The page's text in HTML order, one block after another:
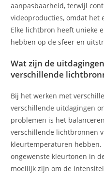
aanpasbaarheid, terwijl
videoproducties, omdat het
Elke lichtbron heeft unieke
hebben op de sfeer en
Wat zijn de
verschillende
Bij het werken met
verschillende uitdagingen
problemen is het
verschillende lichtbronnen
kleurtemperaturen
ongewenste kleurtonen in
moeilijk zijn om de